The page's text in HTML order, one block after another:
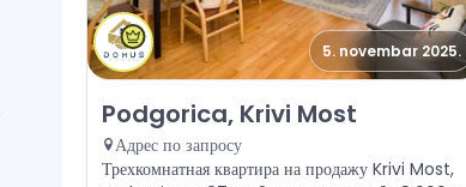
5. novembar 2025.
Продажа - Квартира Podgorica, Krivi Most
Podgorica, Krivi Most
Адрес по запросу
Трехкомнатная квартира на продажу Krivi Most,